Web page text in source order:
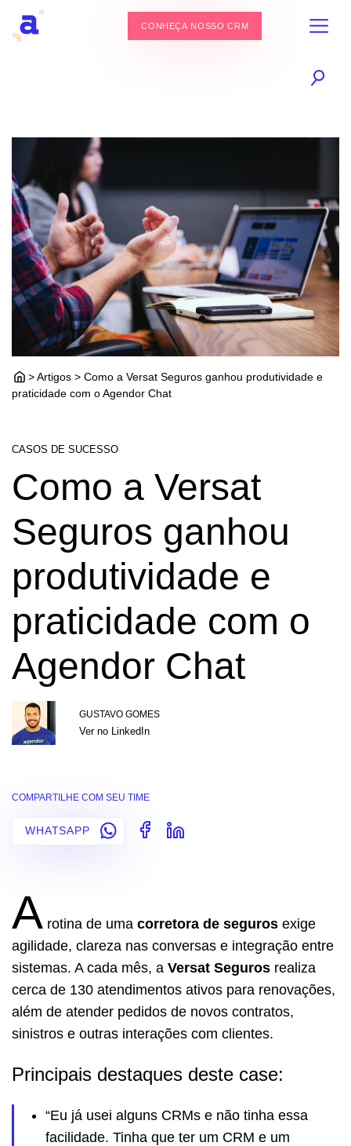
CONHEÇA NOSSO CRM
> Artigos > Como a Versat Seguros ganhou produtividade e
praticidade com o Agendor Chat
CASOS DE SUCESSO
Como a Versat
Seguros ganhou
produtividade e
praticidade com o
Agendor Chat
GUSTAVO GOMES
Ver no LinkedIn
COMPARTILHE COM SEU TIME
WHATSAPP
A rotina de uma corretora de seguros exige
agilidade, clareza nas conversas e integração entre
sistemas. A cada mês, a Versat Seguros realiza
cerca de 130 atendimentos ativos para renovações,
além de atender pedidos de novos contratos,
sinistros e outras interações com clientes.
Principais destaques deste case:
“Eu já usei alguns CRMs e não tinha essa
facilidade. Tinha que ter um CRM e um